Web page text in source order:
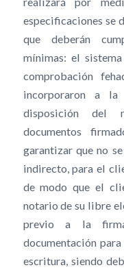
especificaciones se
que deberán
mínimas: el
comprobación
incorporaron a
disposición del
documentos
garantizar que no
indirecto, para el
de modo que el
notario de su libre
previo a la
documentación
escritura, siendo